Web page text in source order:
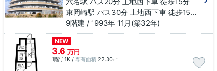
東岡崎駅 バス30分 上地西下車 徒歩15分
9階建 / 1993年 11月(築32年)
NEW
3.6 万円
1階 / 1K / 専有面積 22.30㎡